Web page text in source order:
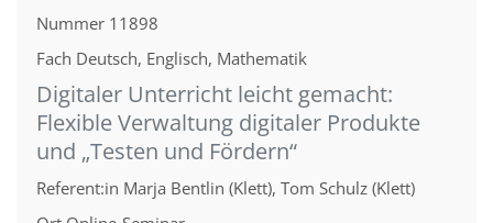
Nummer 11898
Fach Deutsch, Englisch, Mathematik
Digitaler Unterricht leicht gemacht:
Flexible Verwaltung digitaler Produkte
und „Testen und Fördern“
Referent:in Marja Bentlin (Klett), Tom Schulz (Klett)